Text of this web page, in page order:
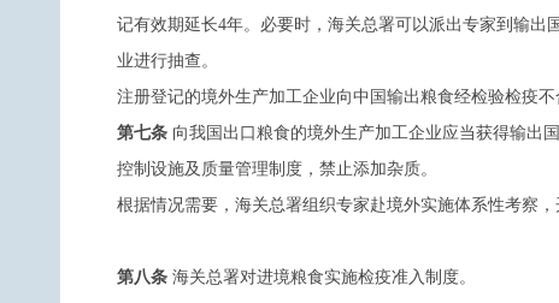
记有效期延长4年。必要时，海关总署可以派出专家到输
业进行抽查。
注册登记的境外生产加工企业向中国输出粮食经检验检疫
第七条 向我国出口粮食的境外生产加工企业应当获得输出
控制设施及质量管理制度，禁止添加杂质。
根据情况需要，海关总署组织专家赴境外实施体系性考察
第八条 海关总署对进境粮食实施检疫准入制度。